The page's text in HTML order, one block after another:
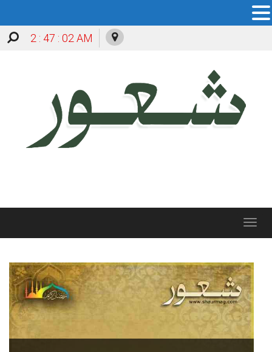
2 : 47 : 03 AM
Toggle